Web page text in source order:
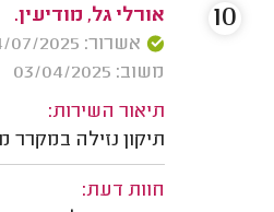
אורלי גל, מודיעין.
אשרור: 04/07/2025
משוב: 03/04/2025
תיאור השירות:
תיקון נזילה
חוות דעת:
10